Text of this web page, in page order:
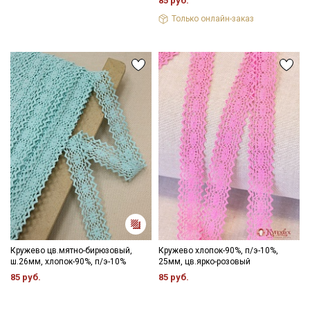
Только онлайн-заказ
Кружево цв.мятно-бирюзовый,
ш.26мм, хлопок-90%, п/э-10%
85 руб.
Кружево хлопок-90%, п/э-10%,
25мм, цв.ярко-розовый
85 руб.